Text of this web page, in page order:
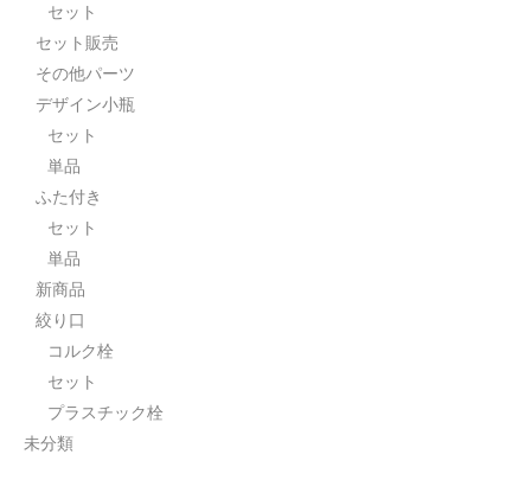
セット
セット販売
その他パーツ
デザイン小瓶
セット
単品
ふた付き
セット
単品
新商品
絞り口
コルク栓
セット
プラスチック栓
未分類